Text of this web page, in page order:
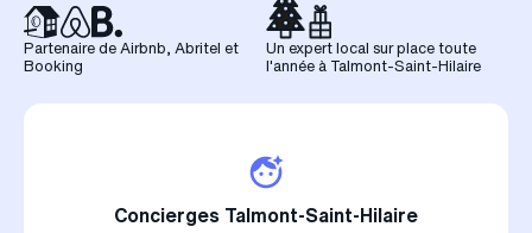
Partenaire de Airbnb, Abritel et
Booking
Un expert local sur place toute
l'année à Talmont-Saint-Hilaire
Concierges Talmont-Saint-Hilaire